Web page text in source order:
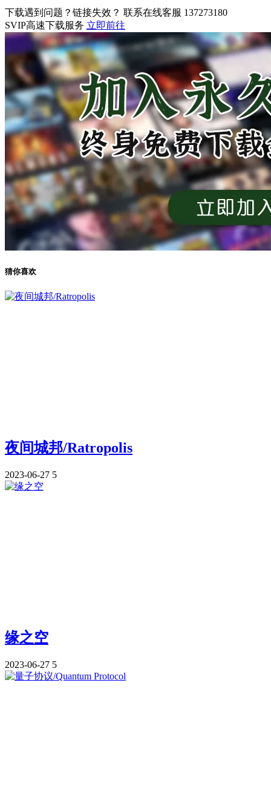
下载遇到问题？链接失效？ 联系在线客服 137273180
SVIP高速下载服务 立即前往
猜你喜欢
夜间城邦/Ratropolis
2023-06-27 5
缘之空
2023-06-27 5